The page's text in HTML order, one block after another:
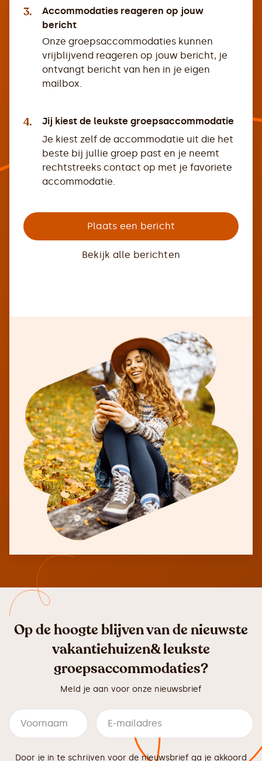
3.
Accommodaties reageren op jouw
bericht
Onze groepsaccommodaties kunnen
vrijblijvend reageren op jouw bericht, je
ontvangt bericht van hen in je eigen
mailbox.
4.
Jij kiest de leukste groepsaccommodatie
Je kiest zelf de accommodatie uit die het
beste bij jullie groep past en je neemt
rechtstreeks contact op met je favoriete
accommodatie.
Plaats een bericht
Bekijk alle berichten
Op de hoogte blijven van de nieuwste
vakantiehuizen& leukste
groepsaccommodaties?
Meld je aan voor onze nieuwsbrief
Door je in te schrijven voor de nieuwsbrief ga je akkoord